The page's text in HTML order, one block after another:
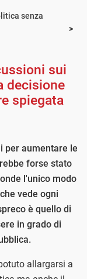
senza
sui
decisione
spiegata
per aumentare le
forse stato
l'unico modo
vede ogni
è quello di
in grado di
allargarsi a